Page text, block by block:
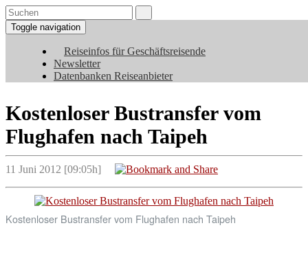
Toggle navigation
Reiseinfos für Geschäftsreisende
Newsletter
Datenbanken Reiseanbieter
Kostenloser Bustransfer vom
Flughafen nach Taipeh
11 Juni 2012 [09:05h]
Kostenloser Bustransfer vom Flughafen nach Taipeh